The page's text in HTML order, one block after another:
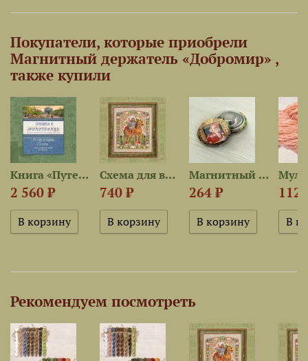
Покупатели, которые приобрели
Магнитный держатель «Добромир» ,
также купили
Книга «Путеводитель по...
2 560 ₽
Схема для вышивания «Добромир»
740 ₽
Магнитный держатель «Любава»
264 ₽ 112
Рекомендуем посмотреть